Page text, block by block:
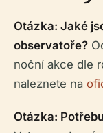
Otázka: Jaké
observatoře?
noční akce dle
naleznete na
Otázka: